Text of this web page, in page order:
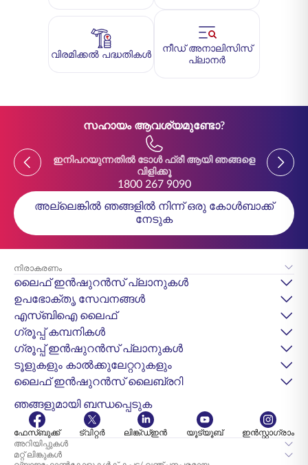
വിരമിക്കൽ പദ്ധതികൾ
നീഡ് അനാലിസിസ്
പ്ലാനർ
സഹായം ആവശ്യമുണ്ടോ?
Previousഇനിപറയുന്നതിൽ ടോൾ ഫ്രീ ആയി ഞങ്ങളെ
വിളിക്കൂ
1800 267 9090
Previous
അല്ലെങ്കിൽ ഞങ്ങളിൽ നിന്ന് ഒരു കോൾബാക്ക്
നേടുക
നിരാകരണം
ലൈഫ് ഇൻഷുറൻസ് പ്ലാനുകൾ
ഉപഭോക്തൃ സേവനങ്ങൾ
എസ്‌ബിഐ ലൈഫ്
ഗ്രൂപ്പ് കമ്പനികൾ
ഗ്രൂപ്പ് ഇൻഷുറൻസ് പ്ലാനുകൾ
ടൂളുകളും കാൽക്കുലേറ്ററുകളും
ലൈഫ് ഇൻഷുറൻസ് ലൈബ്രറി
ഞങ്ങളുമായി ബന്ധപ്പെടുക
ഫേസ്ബുക്ക് ട്വിറ്റർ ലിങ്ക്ഡ്ഇൻ യൂട്യൂബ്
ഇൻസ്റ്റാഗ്രാം
അറിയിപ്പുകൾ
മറ്റ് ലിങ്കുകൾ